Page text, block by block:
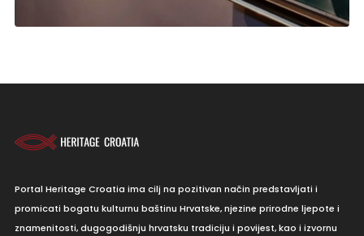
Portal Heritage Croatia ima cilj na pozitivan način predstavljati i
promicati bogatu kulturnu baštinu Hrvatske, njezine prirodne ljepote i
znamenitosti, dugogodišnju hrvatsku tradiciju i povijest, kao i izvornu